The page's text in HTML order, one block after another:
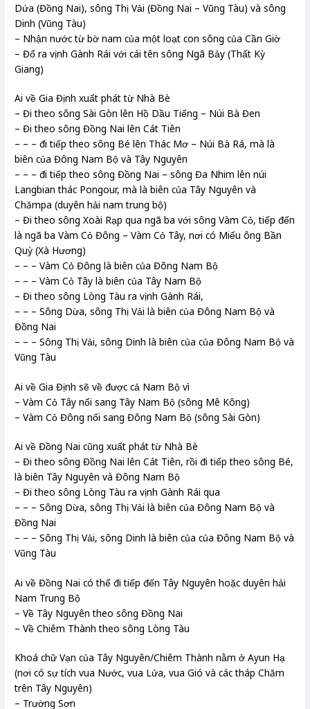
Dứa (Đồng Nai), sông Thị Vải (Đồng Nai – Vũng Tàu) và sông
Dinh (Vũng Tàu)
– Nhận nước từ bờ nam của một loạt con sông của Cần Giờ
– Đổ ra vịnh Gành Rái với cái tên sông Ngã Bảy (Thất Kỳ
Giang)
Ai về Gia Định xuất phát từ Nhà Bè
– Đi theo sông Sài Gòn lên Hồ Dầu Tiếng – Núi Bà Đen
– Đi theo sông Đồng Nai lên Cát Tiên
– – – đi tiếp theo sông Bé lên Thác Mơ – Núi Bà Rá, mà là
biên của Đông Nam Bộ và Tây Nguyên
– – – đi tiếp theo sông Đồng Nai – sông Đa Nhim lên núi
Langbian thác Pongour, mà là biên của Tây Nguyên và
Chămpa (duyên hải nam trung bộ)
– Đi theo sông Xoài Rạp qua ngã ba với sông Vàm Cỏ, tiếp đến
là ngã ba Vàm Cỏ Đông – Vàm Cỏ Tây, nơi có Miếu ông Bần
Quỳ (Xà Hương)
– – – Vàm Cỏ Đông là biên của Đông Nam Bộ
– – – Vàm Cỏ Tây là biên của Tây Nam Bộ
– Đi theo sông Lòng Tàu ra vịnh Gành Rái,
– – – Sông Dừa, sông Thị Vải là biên của Đông Nam Bộ và
Đồng Nai
– – – Sông Thị Vải, sông Dinh là biên của của Đông Nam Bộ và
Vũng Tàu
Ai về Gia Định sẽ về được cả Nam Bộ vì
– Vàm Cỏ Tây nối sang Tây Nam Bộ (sông Mê Kông)
– Vàm Cỏ Đông nối sang Đông Nam Bộ (sông Sài Gòn)
Ai về Đồng Nai cũng xuất phát từ Nhà Bè
– Đi theo sông Đồng Nai lên Cát Tiên, rồi đi tiếp theo sông Bé,
là biên Tây Nguyên và Đông Nam Bộ
– Đi theo sông Lòng Tàu ra vịnh Gành Rái qua
– – – Sông Dừa, sông Thị Vải là biên của Đông Nam Bộ và
Đồng Nai
– – – Sông Thị Vải, sông Dinh là biên của của Đông Nam Bộ và
Vũng Tàu
Ai về Đồng Nai có thể đi tiếp đến Tây Nguyên hoặc duyên hải
Nam Trung Bộ
– Về Tây Nguyên theo sông Đồng Nai
– Về Chiêm Thành theo sông Lòng Tàu
Khoá chữ Vạn của Tây Nguyên/Chiêm Thành nằm ở Ayun Hạ
(nơi có sự tích vua Nước, vua Lửa, vua Gió và các tháp Chăm
trên Tây Nguyên)
– Trường Sơn